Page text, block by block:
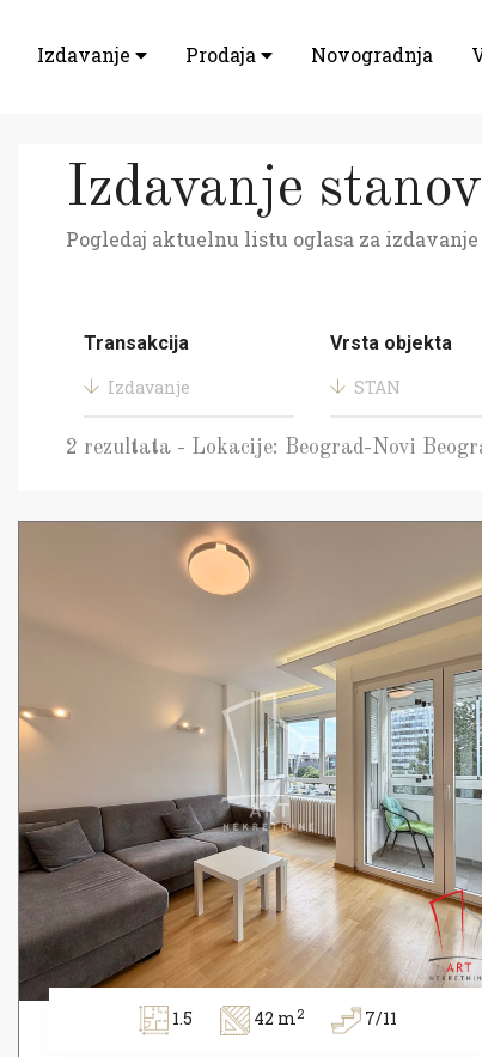
Izdavanje Prodaja Novogradnja
Izdavanje
Pogledaj aktuelnu listu oglasa za
Transakcija
Izdavanje
Vrsta objekta
STAN
2 rezultata - Lokacije: Beograd-Novi
1.5 42 m2 7/11